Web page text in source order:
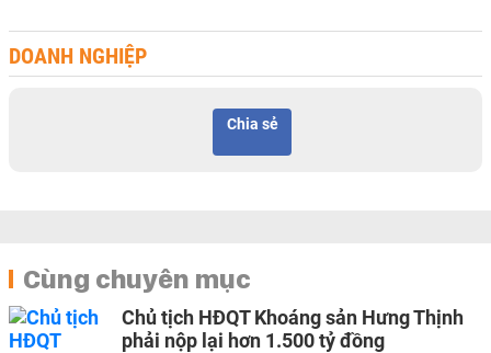
DOANH NGHIỆP
Chia sẻ
Cùng chuyên mục
Chủ tịch HĐQT Khoáng sản Hưng Thịnh
phải nộp lại hơn 1.500 tỷ đồng